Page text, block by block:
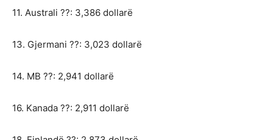
11. Australi ??: 3,386 dollarë
13. Gjermani ??: 3,023 dollarë
14. MB ??: 2,941 dollarë
16. Kanada ??: 2,911 dollarë